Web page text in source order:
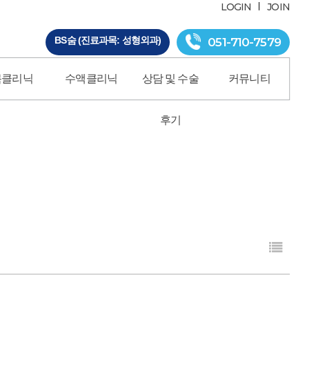
LOGIN JOIN
BS숨 (진료과목: 성형외과) 051-710-7579
리닉 수액클리닉 상담 및 수술
후기
커뮤니티